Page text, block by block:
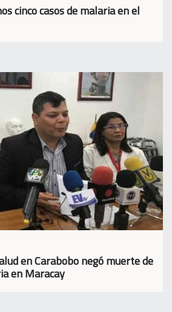
cinco casos de malaria en el
en Carabobo negó muerte de
en Maracay